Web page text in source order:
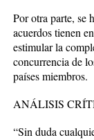
Por otra parte, se
acuerdos tienen
estimular la
concurrencia de
países miembros.
ANÁLISIS
“Sin duda